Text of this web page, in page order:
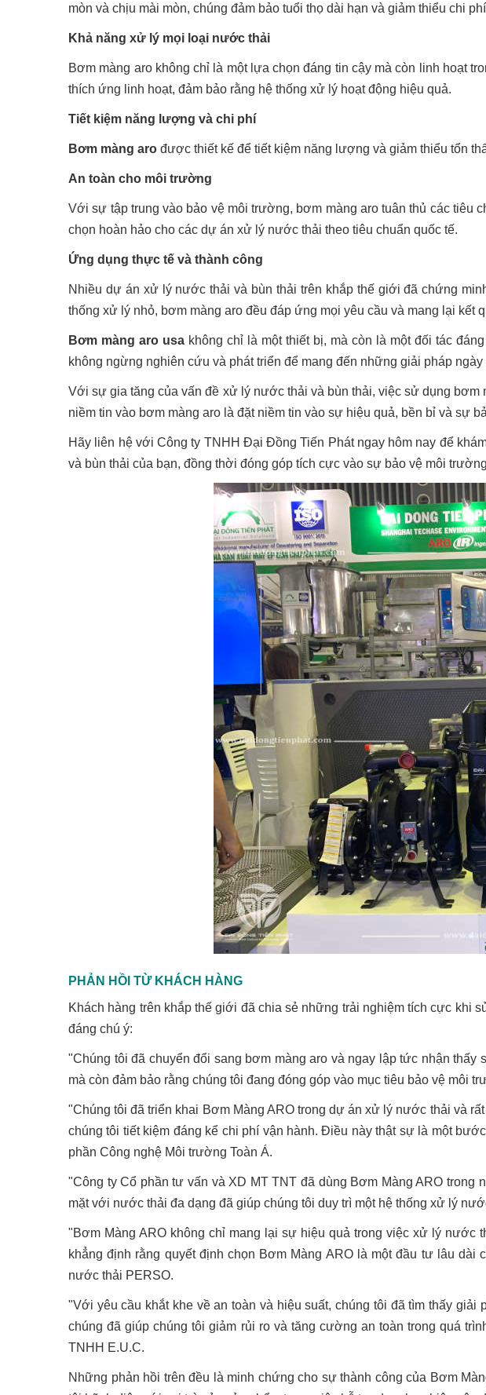
mòn và chịu mài mòn, chúng đảm bảo tuổi thọ dài hạn và giảm thiểu chi
Khả năng xử lý mọi loại nước thải
Bơm màng aro không chỉ là một lựa chọn đáng tin cậy mà còn linh hoạt
thích ứng linh hoạt, đảm bảo rằng hệ thống xử lý hoạt động hiệu quả.
Tiết kiệm năng lượng và chi phí
Bơm màng aro được thiết kế để tiết kiệm năng lượng và giảm thiểu tổn
An toàn cho môi trường
Với sự tập trung vào bảo vệ môi trường, bơm màng aro tuân thủ các tiêu
chọn hoàn hảo cho các dự án xử lý nước thải theo tiêu chuẩn quốc tế.
Ứng dụng thực tế và thành công
Nhiều dự án xử lý nước thải và bùn thải trên khắp thế giới đã chứng
thống xử lý nhỏ, bơm màng aro đều đáp ứng mọi yêu cầu và mang lại kết
Bơm màng aro usa không chỉ là một thiết bị, mà còn là một đối tác
không ngừng nghiên cứu và phát triển để mang đến những giải pháp
Với sự gia tăng của vấn đề xử lý nước thải và bùn thải, việc sử dụng
niềm tin vào bơm màng aro là đặt niềm tin vào sự hiệu quả, bền bỉ và sự
Hãy liên hệ với Công ty TNHH Đại Đồng Tiến Phát ngay hôm nay để
và bùn thải của bạn, đồng thời đóng góp tích cực vào sự bảo vệ môi
PHẢN HỒI TỪ KHÁCH HÀNG
Khách hàng trên khắp thế giới đã chia sẻ những trải nghiệm tích cực khi
đáng chú ý:
"Chúng tôi đã chuyển đổi sang bơm màng aro và ngay lập tức nhận
mà còn đảm bảo rằng chúng tôi đang đóng góp vào mục tiêu bảo vệ môi
"Chúng tôi đã triển khai Bơm Màng ARO trong dự án xử lý nước thải và
chúng tôi tiết kiệm đáng kể chi phí vận hành. Điều này thật sự là một
phần Công nghệ Môi trường Toàn Á.
"Công ty Cổ phần tư vấn và XD MT TNT đã dùng Bơm Màng ARO
mặt với nước thải đa dạng đã giúp chúng tôi duy trì một hệ thống xử lý
"Bơm Màng ARO không chỉ mang lại sự hiệu quả trong việc xử lý
khẳng định rằng quyết định chọn Bơm Màng ARO là một đầu tư lâu
nước thải PERSO.
"Với yêu cầu khắt khe về an toàn và hiệu suất, chúng tôi đã tìm thấy
chúng đã giúp chúng tôi giảm rủi ro và tăng cường an toàn trong quá
TNHH E.U.C.
Những phản hồi trên đều là minh chứng cho sự thành công của Bơm